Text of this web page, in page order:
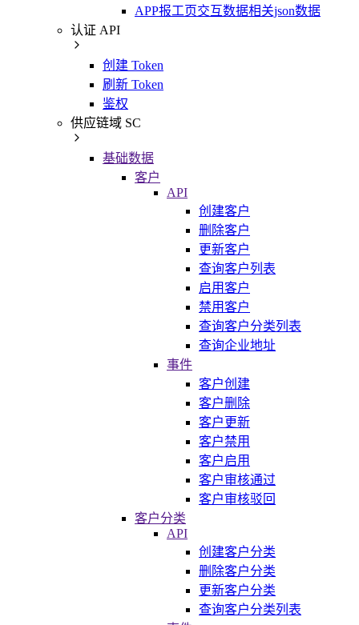
APP报工页交互数据相关json数据
认证 API
创建 Token
刷新 Token
鉴权
供应链域 SC
基础数据
客户
API
创建客户
删除客户
更新客户
查询客户列表
启用客户
禁用客户
查询客户分类列表
查询企业地址
事件
客户创建
客户删除
客户更新
客户禁用
客户启用
客户审核通过
客户审核驳回
客户分类
API
创建客户分类
删除客户分类
更新客户分类
查询客户分类列表